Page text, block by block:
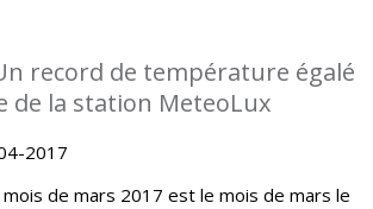
record de température égalé
de la station MeteoLux
2017
mois de mars 2017 est le mois de mars le